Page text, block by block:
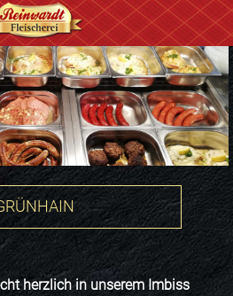
herzlich in unserem Imbiss